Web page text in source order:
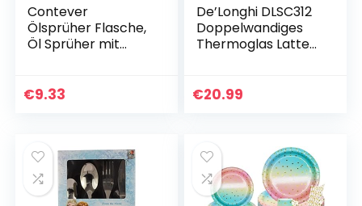
Contever
Ölsprüher Flasche,
Öl Sprüher mit
Spritzer Ölspender,
€9.33
De’Longhi DLSC312
Doppelwandiges
Thermoglas Latte
milliliters, 2 Stück
€20.99